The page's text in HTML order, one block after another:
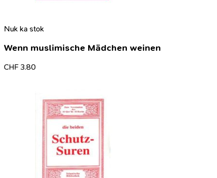
Nuk ka stok
Wenn muslimische Mädchen weinen
CHF 3.80